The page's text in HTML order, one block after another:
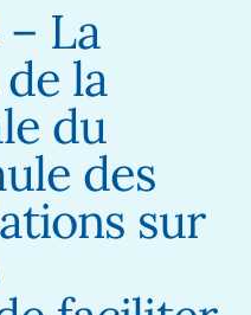
– La
la
du
des
sur